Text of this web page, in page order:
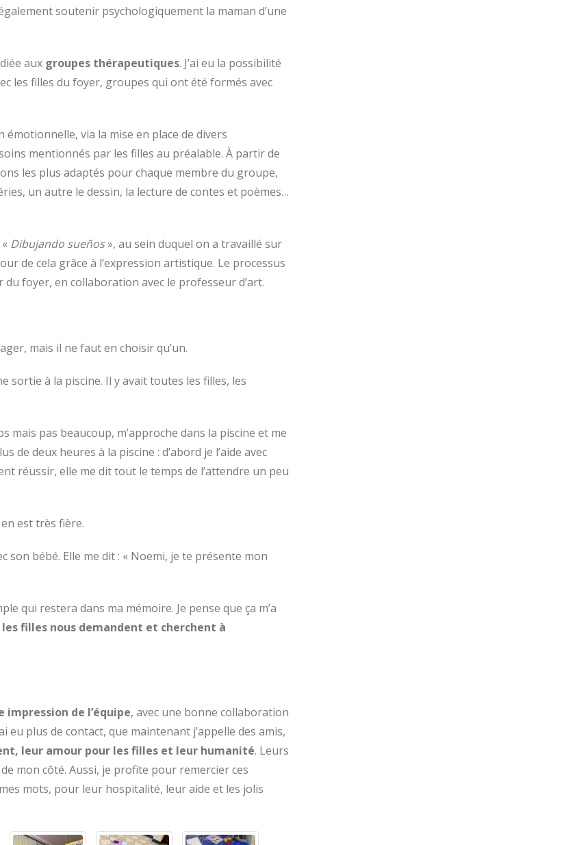
soutenir psychologiquement la maman d’une
aux groupes thérapeutiques. J’ai eu la possibilité
les filles du foyer, groupes qui ont été formés avec
via la mise en place de divers
mentionnés par les filles au préalable. À partir de
les plus adaptés pour chaque membre du groupe,
un autre le dessin, la lecture de contes et poèmes…
« Dibujando sueños», au sein duquel on a travaillé sur
de cela grâce à l’expression artistique. Le processus
foyer, en collaboration avec le professeur d’art.
mais il ne faut en choisir qu’un.
sortie à la piscine. Il y avait toutes les filles, les
mais pas beaucoup, m’approche dans la piscine et me
de deux heures à la piscine : d’abord je l’aide avec
réussir, elle me dit tout le temps de l’attendre un peu
est très fière.
son bébé. Elle me dit : « Noemi, je te présente mon
qui restera dans ma mémoire. Je pense que ça m’a
filles nous demandent et cherchent à
impression de l’équipe, avec une bonne collaboration
eu plus de contact, que maintenant j’appelle des amis,
leur amour pour les filles et leur humanité. Leurs
mon côté. Aussi, je profite pour remercier ces
mots, pour leur hospitalité, leur aide et les jolis